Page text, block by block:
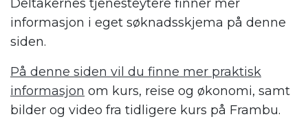
Deltakernes tjenesteytere finner mer
informasjon i eget søknadsskjema på denne
siden.
På denne siden vil du finne mer praktisk
informasjon om kurs, reise og økonomi, samt
bilder og video fra tidligere kurs på Frambu.